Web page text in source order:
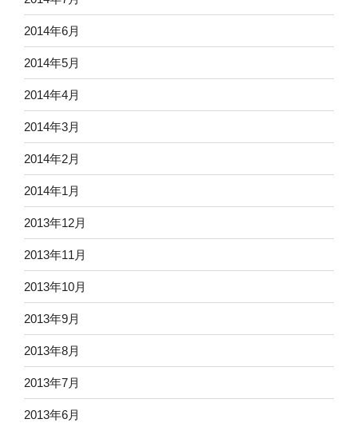
2014年6月
2014年5月
2014年4月
2014年3月
2014年2月
2014年1月
2013年12月
2013年11月
2013年10月
2013年9月
2013年8月
2013年7月
2013年6月